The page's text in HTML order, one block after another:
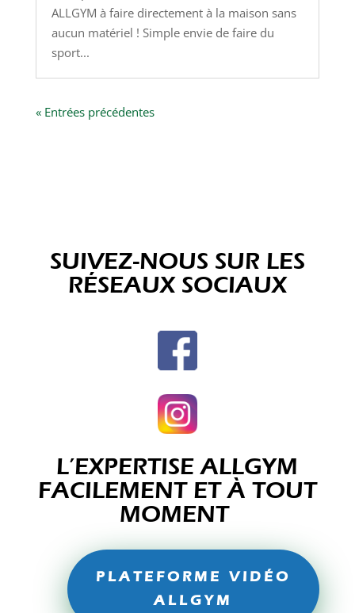
ALLGYM à faire directement à la maison sans
aucun matériel ! Simple envie de faire du
sport...
« Entrées précédentes
SUIVEZ-NOUS SUR LES
RÉSEAUX SOCIAUX
L’EXPERTISE ALLGYM
FACILEMENT ET À TOUT
MOMENT
PLATEFORME VIDÉO
ALLGYM